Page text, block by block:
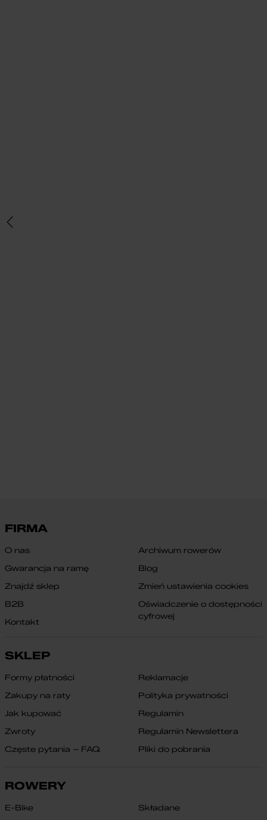
FIRMA
O nas
Gwarancja na ramę
Znajdź sklep
B2B
Kontakt
Archiwum rowerów
Blog
Zmień ustawienia cookies
Oświadczenie o dostępności
cyfrowej
SKLEP
Formy płatności
Zakupy na raty
Jak kupować
Zwroty
Częste pytania – FAQ
Reklamacje
Polityka prywatności
Regulamin
Regulamin Newslettera
Pliki do pobrania
ROWERY
E-Bike
Składane